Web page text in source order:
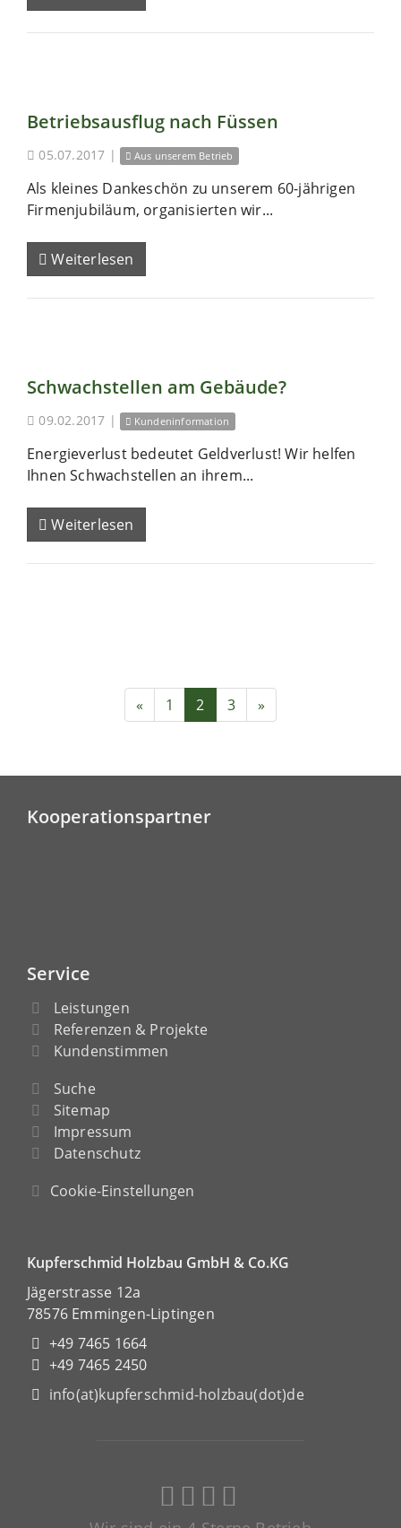
Betriebsausflug nach Füssen
05.07.2017 | Aus unserem Betrieb
Als kleines Dankeschön zu unserem 60-jährigen
Firmenjubiläum, organisierten wir...
Weiterlesen
Schwachstellen am Gebäude?
09.02.2017 | Kundeninformation
Energieverlust bedeutet Geldverlust! Wir helfen
Ihnen Schwachstellen an ihrem...
Weiterlesen
« 1 2 3 »
Kooperationspartner
Service
Leistungen
Referenzen & Projekte
Kundenstimmen
Suche
Sitemap
Impressum
Datenschutz
Cookie-Einstellungen
Kupferschmid Holzbau GmbH & Co.KG
Jägerstrasse 12a
78576 Emmingen-Liptingen
+49 7465 1664
+49 7465 2450
info(at)kupferschmid-holzbau(dot)de